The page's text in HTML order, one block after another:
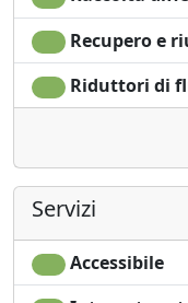
Lenzuola
Armadio o
Guardaroba
Camino
Ferro da stiro
Recupero e
Riduttori di
Servizi
Accessibile